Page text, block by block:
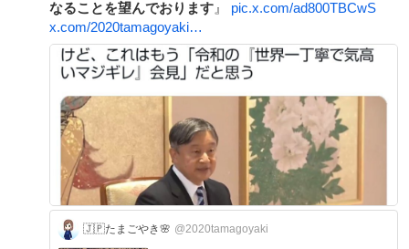
なることを望んでおります 』 pic.x.com/ad800TBCwS
x.com/2020tamagoyaki…
🇯🇵たまごやき🌸 @2020tamagoyaki